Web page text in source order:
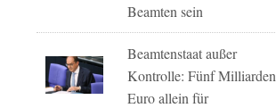
Beamten sein
Beamtenstaat außer
Kontrolle: Fünf Milliarden
Euro allein für